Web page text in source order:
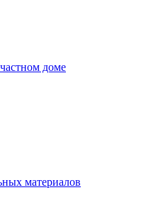
доме
материалов